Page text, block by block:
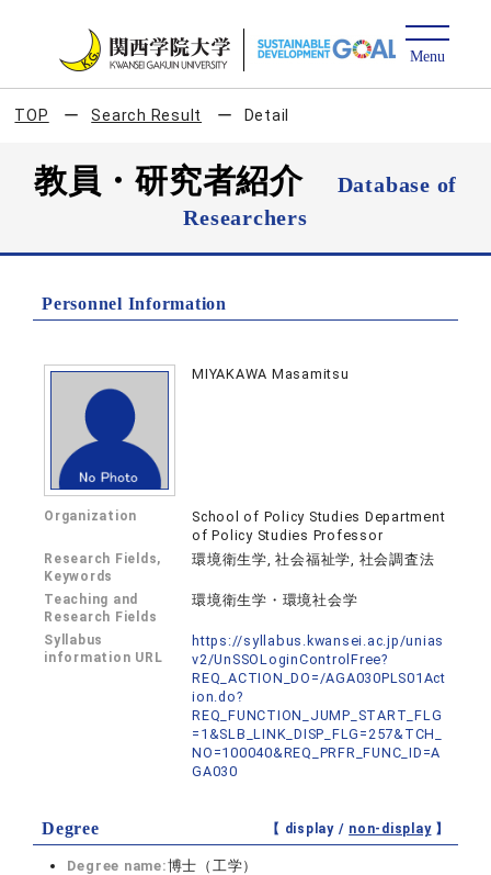
TOP Search Result Detail
教員・研究者紹介
Database of
Researchers
Personnel Information
MIYAKAWA Masamitsu
Organization
School of Policy Studies Department
of Policy Studies Professor
Research Fields,
Keywords
環境衛生学, 社会福祉学, 社会調査法
Teaching and
Research Fields
環境衛生学・環境社会学
Syllabus
information URL
https://syllabus.kwansei.ac.jp/unias
v2/UnSSOLoginControlFree?
REQ_ACTION_DO=/AGA030PLS01Act
ion.do?
REQ_FUNCTION_JUMP_START_FLG
=1&SLB_LINK_DISP_FLG=257&TCH_
NO=100040&REQ_PRFR_FUNC_ID=A
GA030
Degree 【 display / non-display】
Degree name:博士（工学）